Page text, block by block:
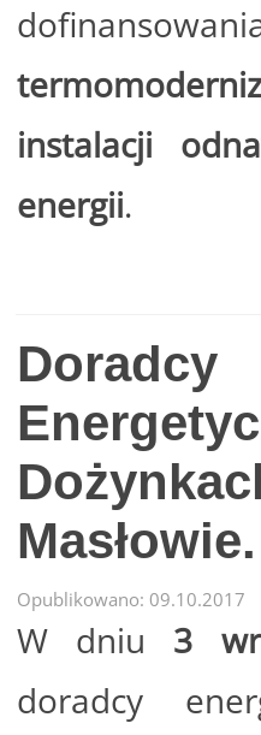
instalacji
energii.
Doradcy
Masłowie.
Opublikowano: 09.10.2017
W dniu 3
doradcy